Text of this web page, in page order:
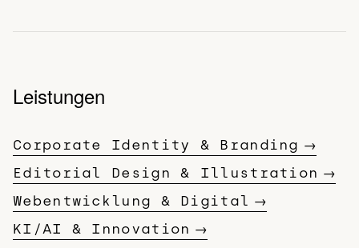
Leistungen
Corporate Identity & Branding
Editorial Design & Illustration
Webentwicklung & Digital
KI/AI & Innovation